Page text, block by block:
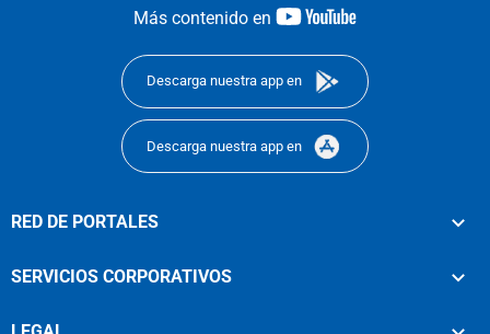
Más contenido en
youtube-
Descarga nuestra app en
Descarga nuestra app en
RED DE PORTALES
SERVICIOS CORPORATIVOS